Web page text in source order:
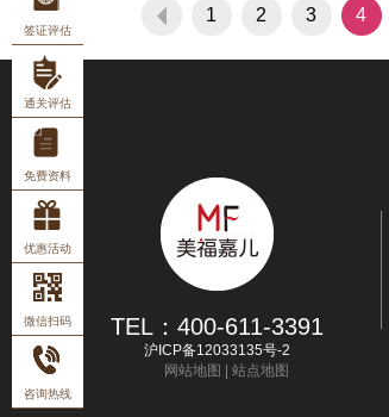
3
1 2 3 4
签证评估
通关评估
免费资料
优惠活动
微信扫码
咨询热线
TEL：400-611-3391
沪ICP备12033135号-2
网站地图 站点地图